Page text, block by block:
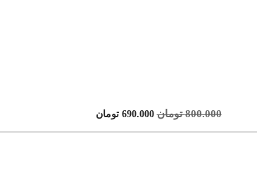
800.000 تومان 690.000 تومان